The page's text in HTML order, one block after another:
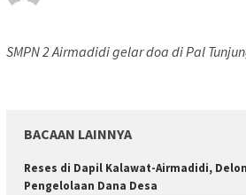
SMPN 2 Airmadidi gelar doa di Pal
BACAAN LAINNYA
Reses di Dapil Kalawat-Airmadidi,
Pengelolaan Dana Desa